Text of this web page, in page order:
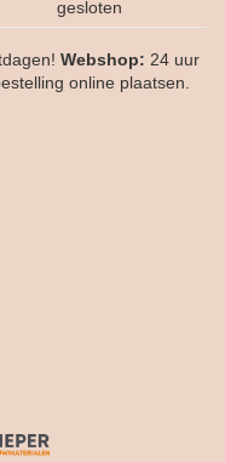
gesloten
Webshop: 24 uur
online plaatsen.